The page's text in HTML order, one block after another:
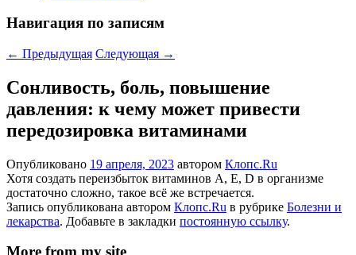
Навигация по записям
← Предыдущая Следующая →
Сонливость, боль, повышение
давления: к чему может привести
передозировка витаминами
Опубликовано 19 апреля, 2023 автором Клопс.Ru
Хотя создать переизбыток витаминов A, E, D в организме
достаточно сложно, такое всё же встречается.
Запись опубликована автором Клопс.Ru в рубрике Болезни и
лекарства. Добавьте в закладки постоянную ссылку.
More from my site